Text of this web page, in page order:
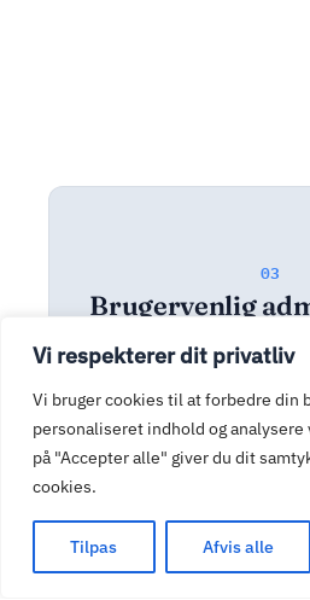
Vi respekterer dit privatliv
Vi bruger cookies til at forbedre din
personaliseret indhold og
på "Accepter alle" giver du dit
cookies.
Tilpas Afvis alle
03
Brugervenlig
backend til
Brugervenlig
overskuelig backend til